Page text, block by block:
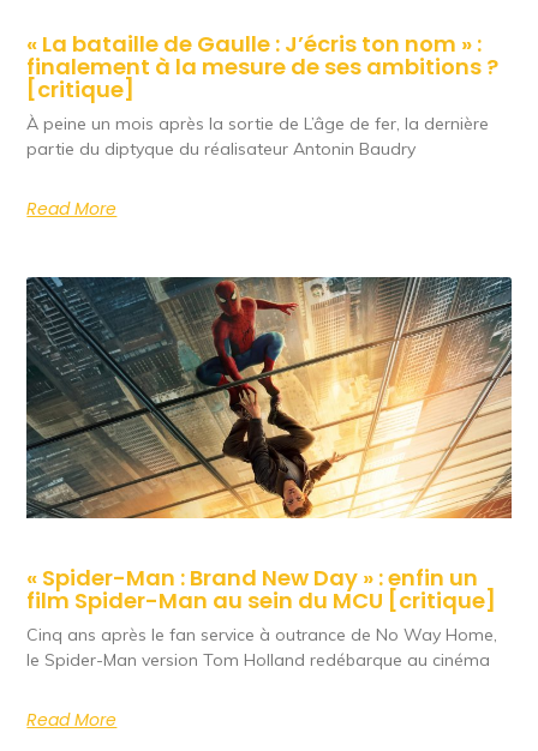
« La bataille de Gaulle : J’écris ton nom » :
finalement à la mesure de ses ambitions ?
[critique]
À peine un mois après la sortie de L’âge de fer, la dernière
partie du diptyque du réalisateur Antonin Baudry
Read More
« Spider-Man : Brand New Day » : enfin un
film Spider-Man au sein du MCU [critique]
Cinq ans après le fan service à outrance de No Way Home,
le Spider-Man version Tom Holland redébarque au cinéma
Read More